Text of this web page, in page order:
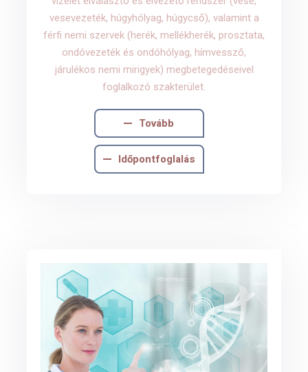
vesevezeték, húgyhólyag, húgycső), valamint a
férfi nemi szervek (herék, mellékherék, prosztata,
ondóvezeték és ondóhólyag, hímvessző,
járulékos nemi mirigyek) megbetegedéseivel
foglalkozó szakterület.
Tovább
Időpontfoglalás